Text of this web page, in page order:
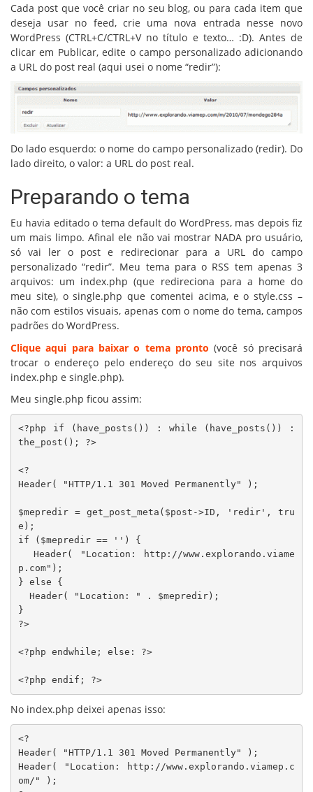
Cada post que você criar no seu blog, ou para cada item que
deseja usar no feed, crie uma nova entrada nesse novo
WordPress (CTRL+C/CTRL+V no título e texto… :D). Antes de
clicar em Publicar, edite o campo personalizado adicionando
a URL do post real (aqui usei o nome “redir”):
Do lado esquerdo: o nome do campo personalizado (redir). Do
lado direito, o valor: a URL do post real.
Preparando o tema
Eu havia editado o tema default do WordPress, mas depois fiz
um mais limpo. Afinal ele não vai mostrar NADA pro usuário,
só vai ler o post e redirecionar para a URL do campo
personalizado “redir”. Meu tema para o RSS tem apenas 3
arquivos: um index.php (que redireciona para a home do
meu site), o single.php que comentei acima, e o style.css –
não com estilos visuais, apenas com o nome do tema, campos
padrões do WordPress.
Clique aqui para baixar o tema pronto (você só precisará
trocar o endereço pelo endereço do seu site nos arquivos
index.php e single.php).
Meu single.php ficou assim:
<?php if (have_posts()) : while (have_posts()) :
the_post(); ?>
<?
Header( "HTTP/1.1 301 Moved Permanently" );
$mepredir = get_post_meta($post->ID, 'redir', tru
e);
if ($mepredir == '') {
p.com");
} else {
}
?>
<?php endwhile; else: ?>
<?php endif; ?>
No index.php deixei apenas isso:
<?
Header( "HTTP/1.1 301 Moved Permanently" );
Header( "Location: http://www.explorando.viamep.c
om/" );